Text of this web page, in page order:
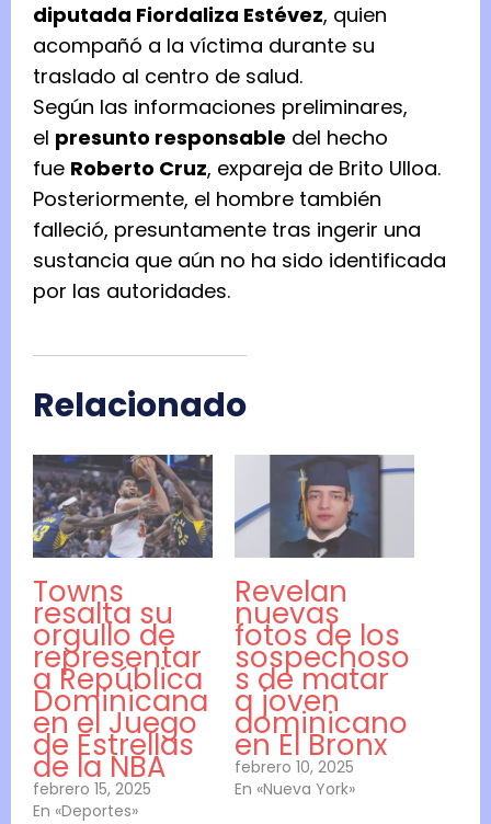
diputada Fiordaliza Estévez, quien
acompañó a la víctima durante su
traslado al centro de salud.
Según las informaciones preliminares,
el presunto responsable del hecho
fue Roberto Cruz, expareja de Brito Ulloa.
Posteriormente, el hombre también
falleció, presuntamente tras ingerir una
sustancia que aún no ha sido identificada
por las autoridades.
Relacionado
Towns
resalta su
orgullo de
representar
a República
Dominicana
en el Juego
de Estrellas
de la NBA
febrero 15, 2025
En «Deportes»
Revelan
nuevas
fotos de los
sospechoso
s de matar
a joven
dominicano
en El Bronx
febrero 10, 2025
En «Nueva York»